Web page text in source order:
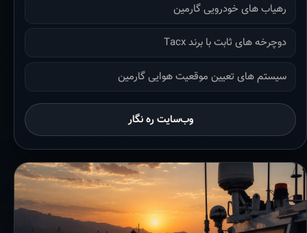
رهیاب های خودرویی گارمین
دوچرخه های ثابت با برند Tacx
سیستم های تعیین موقعیت هوایی گارمین
وب‌سایت ره نگار